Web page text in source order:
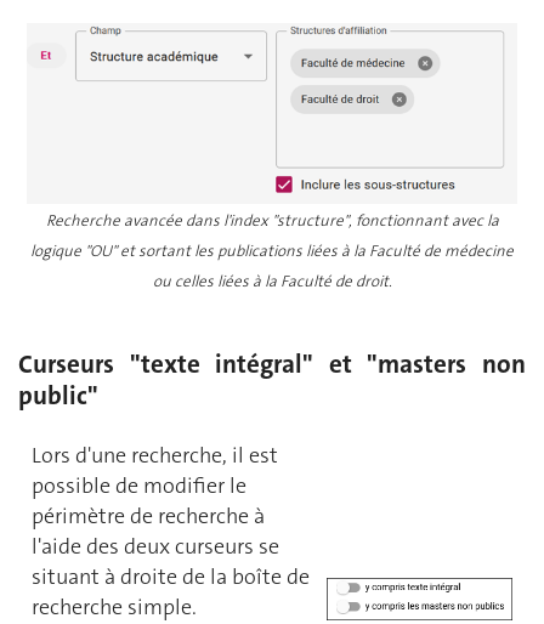
Recherche avancée dans l'index "structure", fonctionnant avec la
logique "OU" et sortant les publications liées à la Faculté de médecine
ou celles liées à la Faculté de droit.
Curseurs "texte intégral" et "masters non
public"
Lors d'une recherche, il est
possible de modifier le
périmètre de recherche à
l'aide des deux curseurs se
situant à droite de la boîte de
recherche simple.